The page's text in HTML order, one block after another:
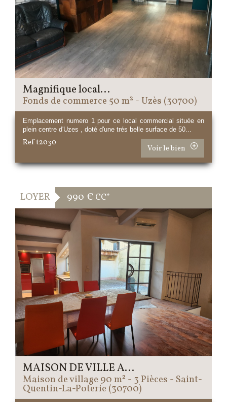
Magnifique local...
Fonds de commerce 50 m² - Uzès (30700)
Emplacement numero 1 pour ce local commercial située en
plein centre d'Uzes , doté d'une trés belle surface de 50...
Ref t2030
Voir le bien
LOYER 990 € CC*
MAISON DE VILLE A...
Maison de village 90 m² - 3 Pièces - Saint-
Quentin-La-Poterie (30700)